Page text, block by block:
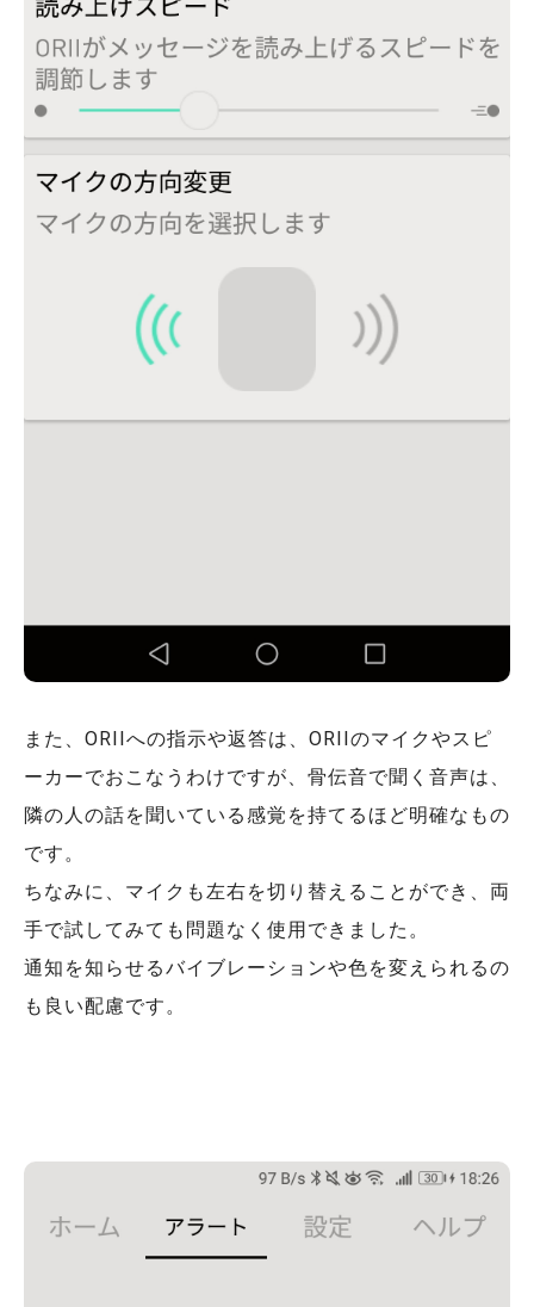
また、ORIIへの指示や返答は、ORIIのマイクやスピ
ーカーでおこなうわけですが、骨伝音で聞く音声は、
隣の人の話を聞いている感覚を持てるほど明確なもの
です。
ちなみに、マイクも左右を切り替えることができ、両
手で試してみても問題なく使用できました。
通知を知らせるバイブレーションや色を変えられるの
も良い配慮です。